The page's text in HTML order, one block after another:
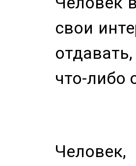
свои
что-либо